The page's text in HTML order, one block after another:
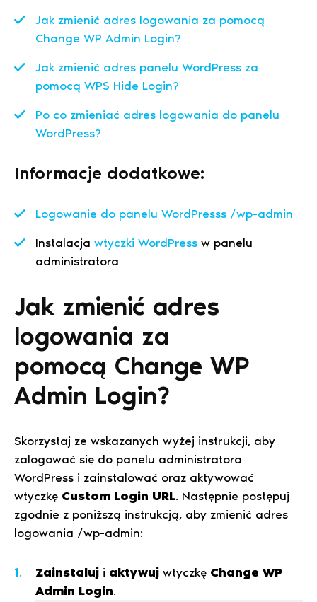
Jak zmienić adres logowania za pomocą
Change WP Admin Login?
Jak zmienić adres panelu WordPress za
pomocą WPS Hide Login?
Po co zmieniać adres logowania do panelu
WordPress?
Informacje dodatkowe:
Logowanie do panelu WordPresss /wp-admin
Instalacja wtyczki WordPress w panelu
administratora
Jak zmienić adres
logowania za
pomocą Change WP
Admin Login?
Skorzystaj ze wskazanych wyżej instrukcji, aby
zalogować się do panelu administratora
WordPress i zainstalować oraz aktywować
wtyczkę Custom Login URL. Następnie postępuj
zgodnie z poniższą instrukcją, aby zmienić adres
logowania /wp-admin:
Zainstaluj i aktywuj wtyczkę Change WP
Admin Login.